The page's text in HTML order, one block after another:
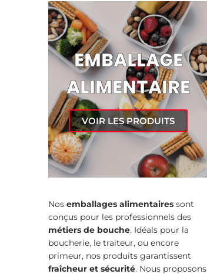
EMBALLAGE
ALIMENTAIRE
VOIR LES PRODUITS
Nosemballages alimentaires sont
conçus pour les professionnels des
métiers de bouche. Idéals pour la
boucherie, le traiteur, ou encore
primeur, nos produits garantissent
fraîcheur et sécurité. Nous proposons